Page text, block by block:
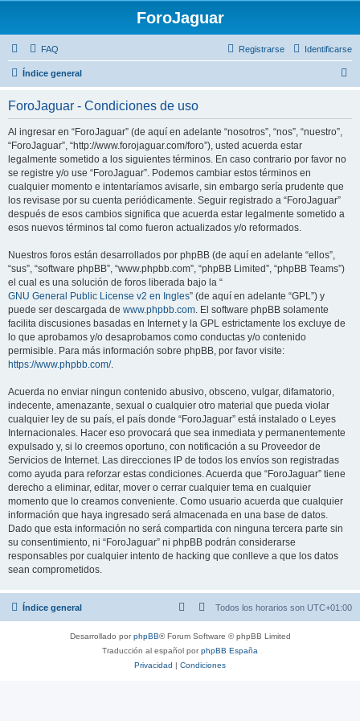
ForoJaguar
FAQ Identificarse
Registrarse
Índice general
ForoJaguar - Condiciones de uso
Al ingresar en “ForoJaguar” (de aquí en adelante “nosotros”, “nos”, “nuestro”,
“ForoJaguar”, “http://www.forojaguar.com/foro”), usted acuerda estar
legalmente sometido a los siguientes términos. En caso contrario por favor no
se registre y/o use “ForoJaguar”. Podemos cambiar estos términos en
cualquier momento e intentaríamos avisarle, sin embargo sería prudente que
los revisase por su cuenta periódicamente. Seguir registrado a “ForoJaguar”
después de esos cambios significa que acuerda estar legalmente sometido a
esos nuevos términos tal como fueron actualizados y/o reformados.
Nuestros foros están desarrollados por phpBB (de aquí en adelante “ellos”,
“sus”, “software phpBB”, “www.phpbb.com”, “phpBB Limited”, “phpBB Teams”)
el cual es una solución de foros liberada bajo la “
GNU General Public License v2 en Ingles” (de aquí en adelante “GPL”) y
puede ser descargada de www.phpbb.com. El software phpBB solamente
facilita discusiones basadas en Internet y la GPL estrictamente los excluye de
lo que aprobamos y/o desaprobamos como conductas y/o contenido
permisible. Para más información sobre phpBB, por favor visite:
https://www.phpbb.com/.
Acuerda no enviar ningun contenido abusivo, obsceno, vulgar, difamatorio,
indecente, amenazante, sexual o cualquier otro material que pueda violar
cualquier ley de su país, el país donde “ForoJaguar” está instalado o Leyes
Internacionales. Hacer eso provocará que sea inmediata y permanentemente
expulsado y, si lo creemos oportuno, con notificación a su Proveedor de
Servicios de Internet. Las direcciones IP de todos los envíos son registradas
como ayuda para reforzar estas condiciones. Acuerda que “ForoJaguar” tiene
derecho a eliminar, editar, mover o cerrar cualquier tema en cualquier
momento que lo creamos conveniente. Como usuario acuerda que cualquier
información que haya ingresado será almacenada en una base de datos.
Dado que esta información no será compartida con ninguna tercera parte sin
su consentimiento, ni “ForoJaguar” ni phpBB podrán considerarse
responsables por cualquier intento de hacking que conlleve a que los datos
sean comprometidos.
Índice general Todos los horarios son UTC+01:00
Desarrollado porphpBB® Forum Software © phpBB Limited
Traducción al español porphpBB España
Privacidad | Condiciones